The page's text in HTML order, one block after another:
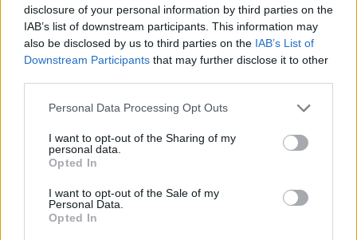
disclosure of your personal information by third parties on the
IAB’s list of downstream participants. This information may
also be disclosed by us to third parties on the IAB’s List of
Downstream Participants that may further disclose it to other
Please note that this website/app uses one or more Google
not limited to your visit or usage behaviour. You may click to
grant or deny consent to Google and its third-party tags to
use your data for below specified purposes in below Google
consent section.
Personal Data Processing Opt Outs
I want to opt-out of the Sharing of my
personal data.
Opted In
I want to opt-out of the Sale of my
Personal Data.
Opted In
Stanley Tucci